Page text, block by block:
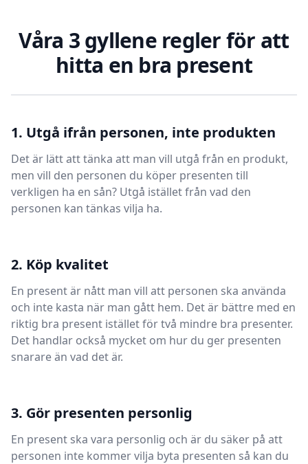
Våra 3 gyllene regler för att
hitta en bra present
1. Utgå ifrån personen, inte produkten
Det är lätt att tänka att man vill utgå från en produkt,
men vill den personen du köper presenten till
verkligen ha en sån? Utgå istället från vad den
personen kan tänkas vilja ha.
2. Köp kvalitet
En present är nått man vill att personen ska använda
och inte kasta när man gått hem. Det är bättre med en
riktig bra present istället för två mindre bra presenter.
Det handlar också mycket om hur du ger presenten
snarare än vad det är.
3. Gör presenten personlig
En present ska vara personlig och är du säker på att
personen inte kommer vilja byta presenten så kan du